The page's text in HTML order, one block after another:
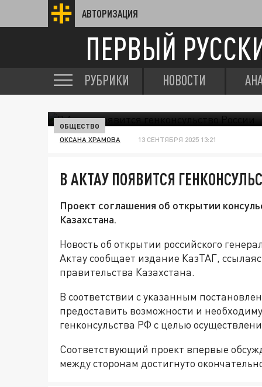
АВТОРИЗАЦИЯ
ПЕРВЫЙ
РУБРИКИ НОВОСТИ
ОБЩЕСТВО
ОКСАНА ХРАМОВА 13 СЕНТЯБРЯ 2025 13:21
В АКТАУ ПОЯВИТСЯ
Проект соглашения об открытии
Казахстана.
Новость об открытии российского
Актау сообщает издание КазТАГ,
правительства Казахстана.
В соответствии с указанным
предоставить возможности и
генконсульства РФ с целью
Соответствующий проект впервые
между сторонам достигнуто